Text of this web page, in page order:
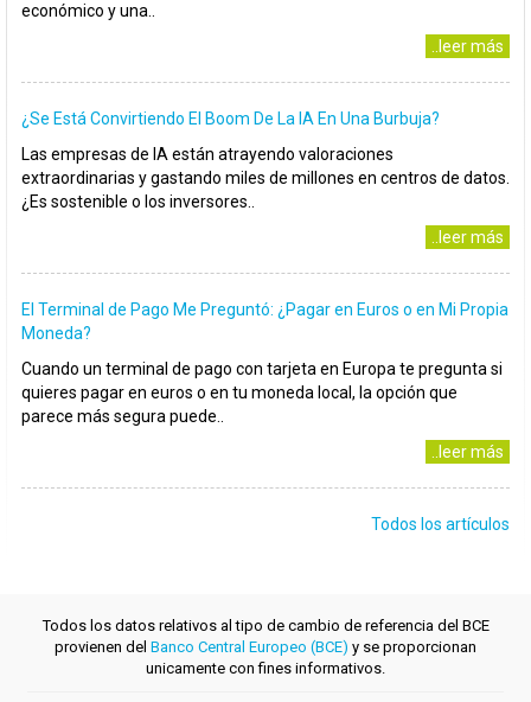
económico y una..
..leer más
¿Se Está Convirtiendo El Boom De La IA En Una Burbuja?
Las empresas de IA están atrayendo valoraciones
extraordinarias y gastando miles de millones en centros de datos.
¿Es sostenible o los inversores..
..leer más
El Terminal de Pago Me Preguntó: ¿Pagar en Euros o en Mi Propia
Moneda?
Cuando un terminal de pago con tarjeta en Europa te pregunta si
quieres pagar en euros o en tu moneda local, la opción que
parece más segura puede..
..leer más
Todos los artículos
Todos los datos relativos al tipo de cambio de referencia del BCE
provienen del Banco Central Europeo (BCE) y se proporcionan
unicamente con fines informativos.